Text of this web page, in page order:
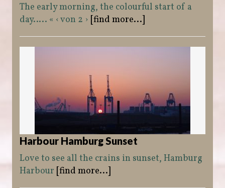
The early morning, the colourful start of a
day….. « ‹ von 2 › [find more...]
Harbour Hamburg Sunset
Love to see all the crains in sunset, Hamburg
Harbour [find more...]